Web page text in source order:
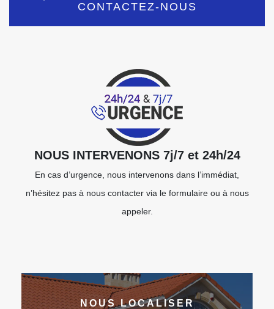
CONTACTEZ-NOUS
NOUS INTERVENONS 7j/7 et 24h/24
En cas d’urgence, nous intervenons dans l’immédiat,
n’hésitez pas à nous contacter via le formulaire ou à nous
appeler.
NOUS LOCALISER